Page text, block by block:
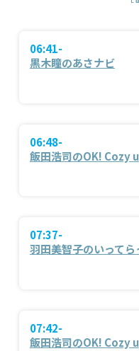
06:41-
黒木瞳のあさナビ
06:48-
飯田浩司のOK! Cozy
07:37-
羽田美智子のいってら
07:42-
飯田浩司のOK! Cozy